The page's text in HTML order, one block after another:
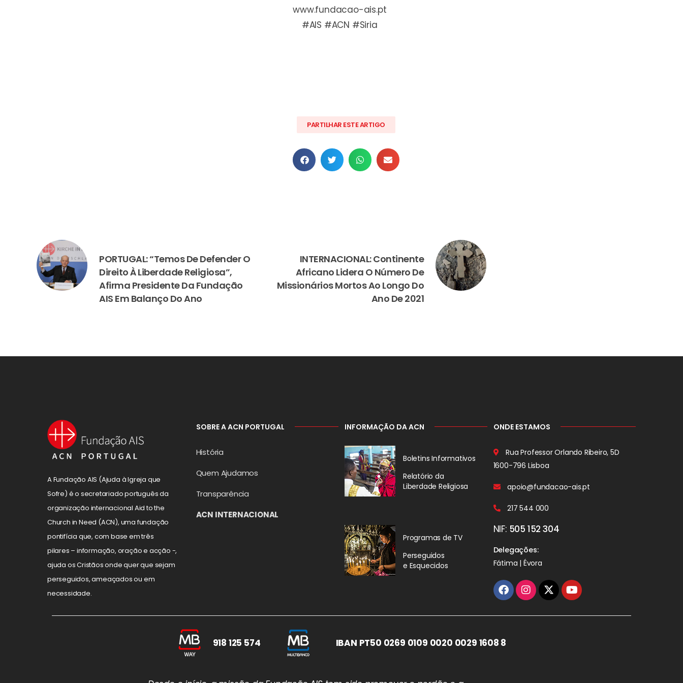
www.fundacao-ais.pt
#AIS #ACN #Siria
PARTILHAR ESTE ARTIGO
PORTUGAL: “Temos De Defender O
Direito À Liberdade Religiosa”,
Afirma Presidente Da Fundação
AIS Em Balanço Do Ano
INTERNACIONAL: Continente
Africano Lidera O Número De
Missionários Mortos Ao Longo Do
Ano De 2021
A Fundação AIS (Ajuda à Igreja que
Sofre) é o secretariado português da
organização internacional Aid to the
Church in Need (ACN), uma fundação
pontifícia que, com base em três
pilares – informação, oração e acção -,
ajuda os Cristãos onde quer que sejam
perseguidos, ameaçados ou em
necessidade.
SOBRE A ACN PORTUGAL
História
Quem Ajudamos
Transparência
ACN INTERNACIONAL
INFORMAÇÃO DA ACN
Boletins Informativos
Relatório da
Liberdade Religiosa
Programas de TV
Perseguidos
e Esquecidos
ONDE ESTAMOS
Rua Professor Orlando Ribeiro, 5D
1600-796 Lisboa
apoio@fundacao-ais.pt
217 544 000
NIF: 505 152 304
Delegações:
Fátima | Évora
918 125 574 IBAN PT50 0269 0109 0020 0029 1608 8